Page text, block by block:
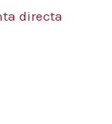
directa